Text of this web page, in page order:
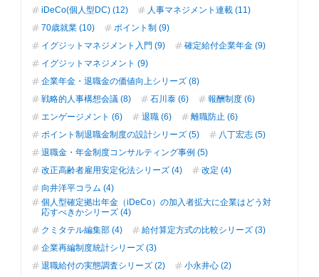
iDeCo(個人型DC) (12)
人事マネジメント連載 (11)
70歳就業 (10)
ポイント制 (9)
イグジットマネジメント入門 (9)
確定給付企業年金 (9)
イグジットマネジメント (9)
企業年金・退職金の価値向上シリーズ (8)
戦略的人事構想会議 (8)
石川泰 (6)
報酬制度 (6)
エンゲージメント (6)
退職 (6)
離職防止 (6)
ポイント制退職金制度の設計シリーズ (5)
八丁宏志 (5)
退職金・年金制度コンサルティング事例 (5)
改正高齢者雇用安定化法シリーズ (4)
改定 (4)
向井洋平コラム (4)
個人型確定拠出年金（iDeCo）の加入者拡大に企業はどう対
応すべきかシリーズ (4)
クミタテル編集部 (4)
給付算定方式の比較シリーズ (3)
企業再編制度統計シリーズ (3)
退職給付の実態調査シリーズ (2)
小永井心 (2)